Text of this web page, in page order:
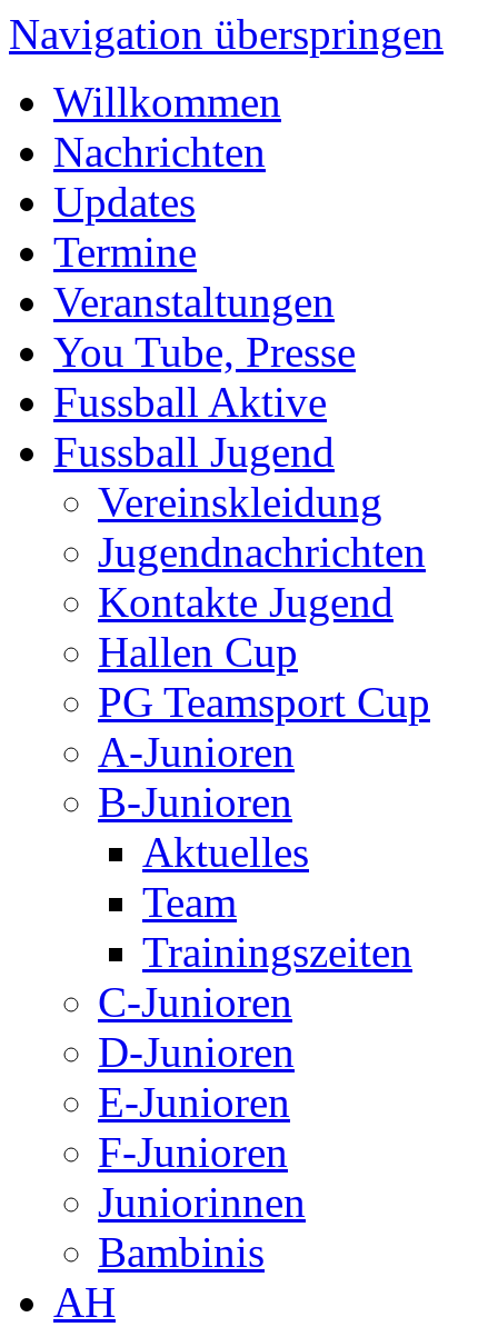
Navigation überspringen
Willkommen
Nachrichten
Updates
Termine
Veranstaltungen
You Tube, Presse
Fussball Aktive
Fussball Jugend
Vereinskleidung
Jugendnachrichten
Kontakte Jugend
Hallen Cup
PG Teamsport Cup
A-Junioren
B-Junioren
Aktuelles
Team
Trainingszeiten
C-Junioren
D-Junioren
E-Junioren
F-Junioren
Juniorinnen
Bambinis
AH